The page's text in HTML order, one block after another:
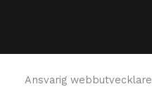
Ansvarig webbutvecklare